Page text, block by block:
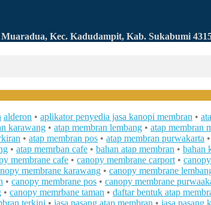
Kec. Kadudampit, Kab. Sukabumi
alderon • aplikator penyedia jasa kanopi membran •
karawang • atap membran lembang • atap membran
• atap membran pos • atap membran purwakarta •
• atap memrban cafe • bahan atap membran • bahan
membrane cafe • canopy membrane carport •
membrane karawang • canopy membrane
• canopy membrane pos • canopy membrane
• canopy memrbane taman • daftar bentuk atap